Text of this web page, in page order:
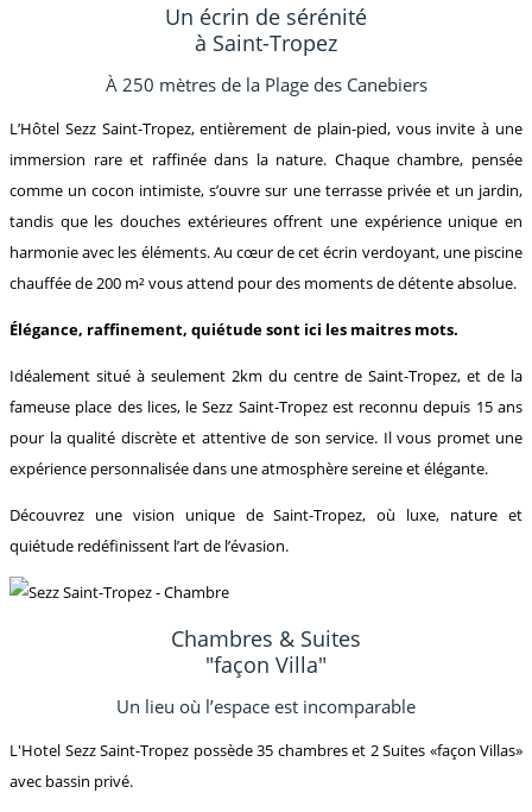
Un écrin de sérénité
à Saint-Tropez
À 250 mètres de la Plage des Canebiers
L’Hôtel Sezz Saint-Tropez, entièrement de plain-pied, vous invite à une
immersion rare et raffinée dans la nature. Chaque chambre, pensée
comme un cocon intimiste, s’ouvre sur une terrasse privée et un jardin,
tandis que les douches extérieures offrent une expérience unique en
harmonie avec les éléments. Au cœur de cet écrin verdoyant, une piscine
chauffée de 200 m² vous attend pour des moments de détente absolue.
Élégance, raffinement, quiétude sont ici les maitres mots.
Idéalement situé à seulement 2km du centre de Saint-Tropez, et de la
fameuse place des lices, le Sezz Saint-Tropez est reconnu depuis 15 ans
pour la qualité discrète et attentive de son service. Il vous promet une
expérience personnalisée dans une atmosphère sereine et élégante.
Découvrez une vision unique de Saint-Tropez, où luxe, nature et
quiétude redéfinissent l’art de l’évasion.
Chambres & Suites
"façon Villa"
Un lieu où l’espace est incomparable
L'Hotel Sezz Saint-Tropez possède 35 chambres et 2 Suites «façon Villas»
avec bassin privé.